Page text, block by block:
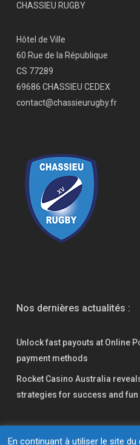
CHASSIEU RUGBY
Hôtel de Ville
60 Rue de la République
CS 77289
69686 CHASSIEU CEDEX
contact@chassieurugby.fr
Nos dernières actualités :
Unlock fast payouts at Online
payment methods
Rocket Casino Australia
strategies for success and fun
En continuant à utiliser le site du